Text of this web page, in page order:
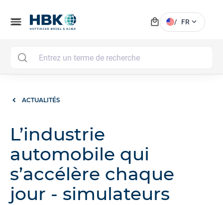
menu local_mall / FR expand_more
ACTUALITÉS
L’industrie
automobile qui
s’accélère chaque
jour - simulateurs